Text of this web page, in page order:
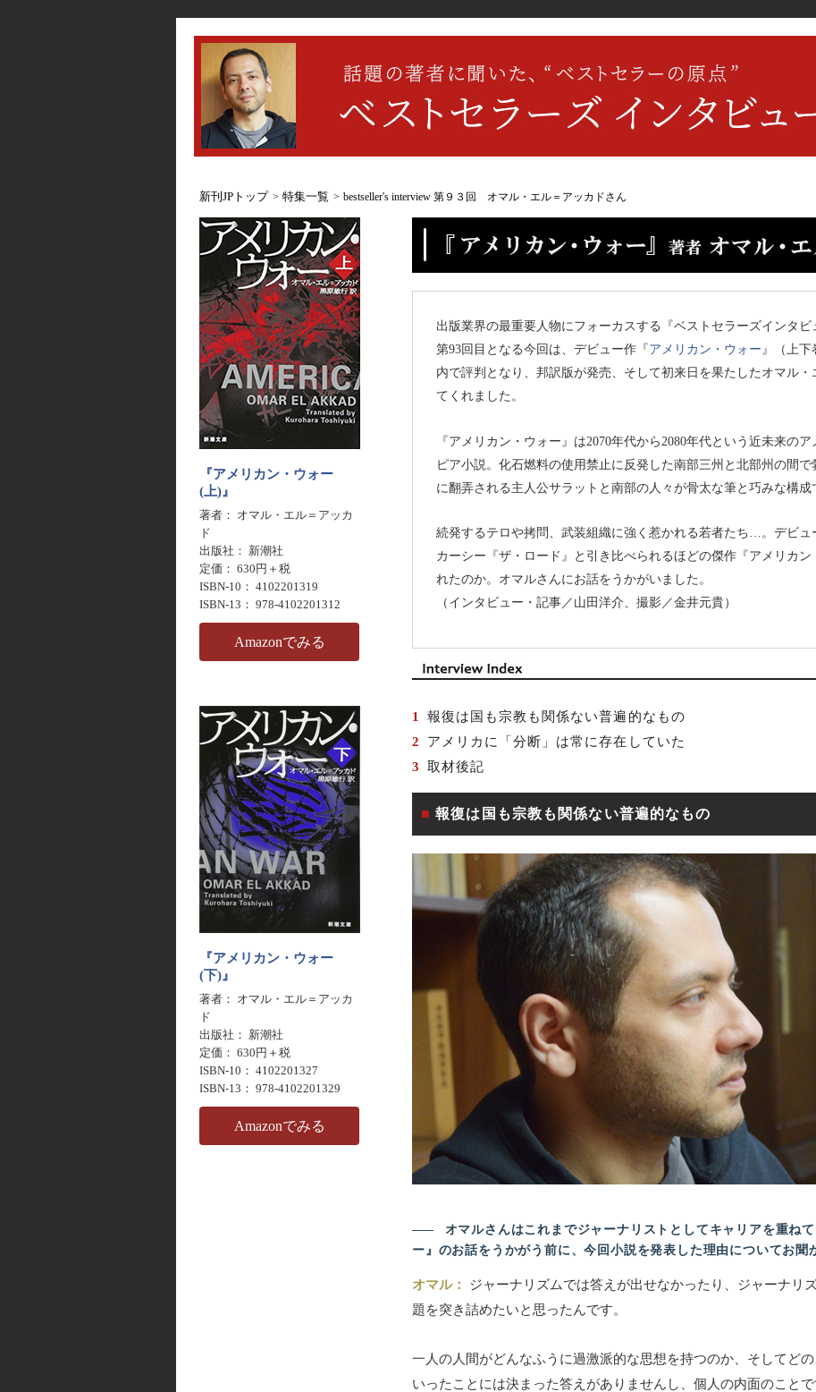
新刊JPトップ 特集一覧 bestseller's interview 第９３回 オマル・エル＝アッカドさん
『アメリカン・ウォー
(上)』
著者： オマル・エル＝アッカ
ド
出版社： 新潮社
定価： 630円＋税
ISBN-10： 4102201319
ISBN-13： 978-4102201312
Amazonでみる
『アメリカン・ウォー
(下)』
著者： オマル・エル＝アッカ
ド
出版社： 新潮社
定価： 630円＋税
ISBN-10： 4102201327
ISBN-13： 978-4102201329
Amazonでみる
出版業界の最重要人物にフォーカスする『ベストセラーズインタビ
第93回目となる今回は、デビュー作『 アメリカン・ウォー 』（上下
内で評判となり、邦訳版が発売、そして初来日を果たしたオマル
てくれました。
『アメリカン・ウォー』は2070年代から2080年代という近未来の
ピア小説。化石燃料の使用禁止に反発した南部三州と北部州の間で
に翻弄される主人公サラットと南部の人々が骨太な筆と巧みな構成
続発するテロや拷問、武装組織に強く惹かれる若者たち…。デビュ
カーシー『ザ・ロード』と引き比べられるほどの傑作『アメリカン
れたのか。オマルさんにお話をうかがいました。
（インタビュー・記事／山田洋介、撮影／金井元貴）
報復は国も宗教も関係ない普遍的なもの
アメリカに「分断」は常に存在していた
取材後記
報復は国も宗教も関係ない普遍的なもの
――
オマルさんはこれまでジャーナリストとしてキャリアを重ね
ー』のお話をうかがう前に、今回小説を発表した理由についてお聞
オマル：
ジャーナリズムでは答えが出せなかったり、ジャーナリ
題を突き詰めたいと思ったんです。
一人の人間がどんなふうに過激派的な思想を持つのか、そしてど
いったことには決まった答えがありませんし、個人の内面のこと